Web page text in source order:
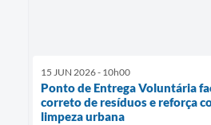
15 JUN 2026 - 10h00
Ponto de Entrega Voluntária
correto de resíduos e reforça
limpeza urbana